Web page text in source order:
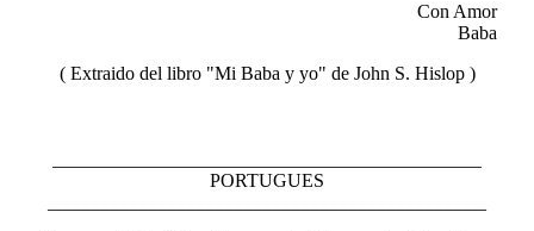
Con Amor
Baba
( Extraido del libro "Mi Baba y yo" de John S. Hislop )
PORTUGUES